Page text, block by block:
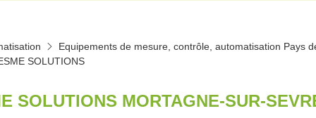
Equipements de mesure, contrôle, automatisation Pays
SOLUTIONS
SOLUTIONS MORTAGNE-SUR-